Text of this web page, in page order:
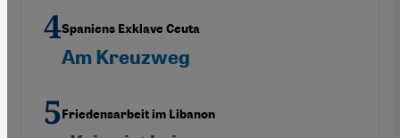
Spaniens Exklave Ceuta
Am Kreuzweg
Friedensarbeit im Libanon